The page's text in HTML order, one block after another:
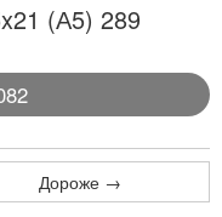
(А5) 289
Дороже →